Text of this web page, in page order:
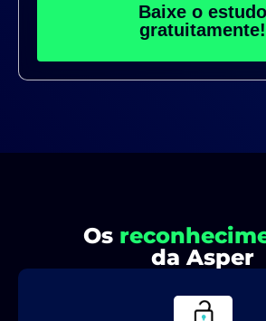
Baixe o estudo
gratuitamente!
Os
da Asper